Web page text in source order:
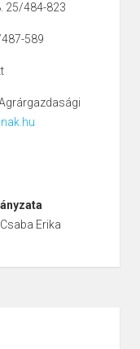
25/484-823
589
Erika